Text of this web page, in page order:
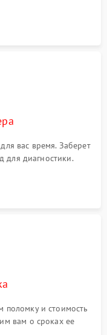
вас время. Заберет
для диагностики.
поломку и стоимость
вам о сроках ее